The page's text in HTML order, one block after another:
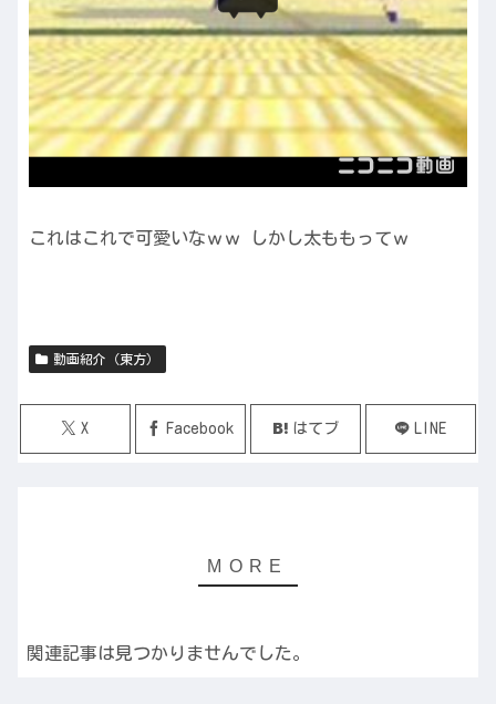
これはこれで可愛いなｗｗ しかし太ももってｗ
動画紹介（東方）
X Facebook はてブ LINE
関連記事は見つかりませんでした。